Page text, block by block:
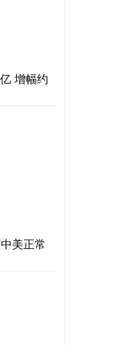
增幅约
美正常